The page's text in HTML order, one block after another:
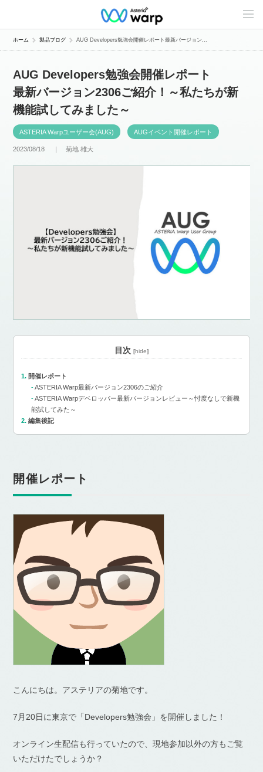
C
n
e
ホーム 製品ブログ AUG Developers勉強会開催レポート最新バージョン...
AUG Developers勉強会開催レポート
最新バージョン2306ご紹介！～私たちが新
機能試してみました～
ASTERIA Warpユーザー会(AUG) AUGイベント開催レポート
2023/08/18 ｜菊地 雄大
目次 [hide]
開催レポート
ASTERIA Warp最新バージョン2306のご紹介
ASTERIA Warpデベロッパー最新バージョンレビュー～忖度なしで新機
能試してみた～
編集後記
開催レポート
こんにちは。アステリアの菊地です。
7月20日に東京で「Developers勉強会」を開催しました！
オンライン生配信も行っていたので、現地参加以外の方もご覧
いただけたでしょうか？